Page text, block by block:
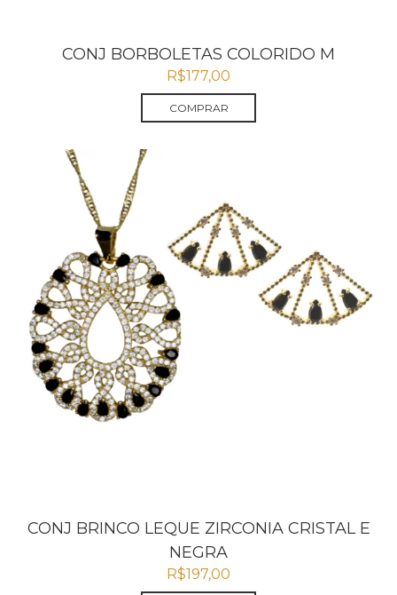
CONJ BORBOLETAS COLORIDO M
R$177,00
COMPRAR
CONJ BRINCO LEQUE ZIRCONIA CRISTAL E
NEGRA
R$197,00